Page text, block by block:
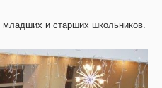
младших и старших школьников.